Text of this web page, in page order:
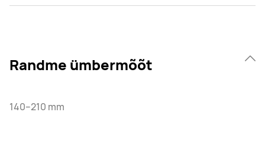
Randme ümbermõõt
140–210 mm